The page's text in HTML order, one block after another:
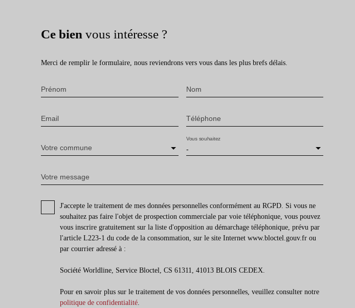
Ce bien vous intéresse ?
Merci de remplir le formulaire, nous reviendrons vers vous dans les plus brefs délais.
Prénom Nom
Email Téléphone
Votre commune -
Vous souhaitez
Votre message
J'accepte le traitement de mes données personnelles conformément au RGPD. Si vous ne
souhaitez pas faire l'objet de prospection commerciale par voie téléphonique, vous pouvez
vous inscrire gratuitement sur la liste d'opposition au démarchage téléphonique, prévu par
l'article L223-1 du code de la consommation, sur le site Internet www.bloctel.gouv.fr ou
par courrier adressé à :
Société Worldline, Service Bloctel, CS 61311, 41013 BLOIS CEDEX.
Pour en savoir plus sur le traitement de vos données personnelles, veuillez consulter notre
politique de confidentialité.